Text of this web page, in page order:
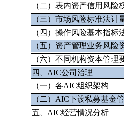
（二）表内资产信用风险
（三）市场风险标准法计
（四）操作风险基本指标
（五）资产管理业务风险
（六）不同机构资本管理
四、AIC公司治理
（一）各AIC组织架构
（二）AIC下设私募基金
五、AIC经营情况分析